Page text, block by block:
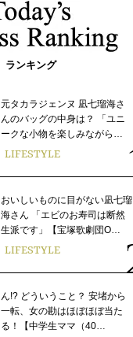
ランキング
元タカラジェンヌ 凪七瑠海さ
んのバッグの中身は？ 「ユニ
ークな小物を楽しみながら…
LIFESTYLE
おいしいものに目がない凪七瑠
海さん 「エビのお寿司は断然
生派です」【宝塚歌劇団O…
LIFESTYLE
ん!? どういうこと？ 安堵から
一転、女の勘はほぼほぼ当た
る！【中学生ママ（40…